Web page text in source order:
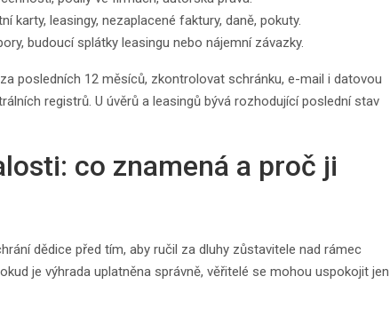
karty, leasingy, nezaplacené faktury, daně, pokuty.
budoucí splátky leasingu nebo nájemní závazky.
posledních 12 měsíců, zkontrolovat schránku, e-mail i datovou
registrů. U úvěrů a leasingů bývá rozhodující poslední stav
co znamená a proč ji
dědice před tím, aby ručil za dluhy zůstavitele nad rámec
je výhrada uplatněna správně, věřitelé se mohou uspokojit jen